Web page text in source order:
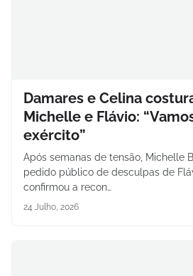
Damares e Celina
Michelle e Flávio:
exército”
Após semanas de tensão, Michelle
pedido público de desculpas de
confirmou a recon…
24 Julho, 2026